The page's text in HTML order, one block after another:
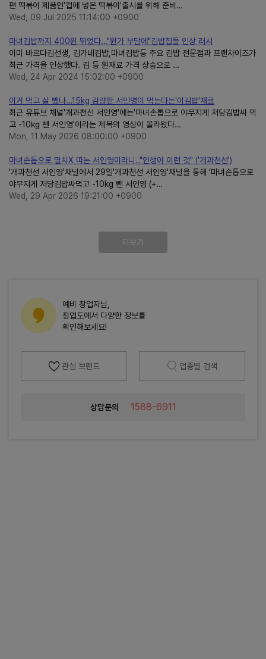
편 떡볶이 제품인'컵에 넣은 떡볶이'출시를 위해 준비…
Wed, 09 Jul 2025 11:14:00 +0900
마녀김밥까지 400원 뛰었다…"원가 부담에"김밥집들 인상 러시
이미 바르다김선생, 김가네김밥,마녀김밥등 주요 김밥 전문점과 프랜차이즈가
최근 가격을 인상했다. 김 등 원재료 가격 상승으로 …
Wed, 24 Apr 2024 15:02:00 +0900
이거 먹고 살 뺐나…15kg 감량한 서인영이 먹는다는'이김밥'재료
최근 유튜브 채널'개과천선 서인영'에는'마녀손톱으로 야무지게 저당김밥싸 먹
고 -10㎏ 뺀 서인영'이라는 제목의 영상이 올라왔다…
Mon, 11 May 2026 08:00:00 +0900
마녀손톱으로 멸치X 따는 서인영이라니.."인생이 이런 것" ('개과천선')
'개과천선 서인영'채널에서 29일'개과천선 서인영'채널을 통해 ‘마녀손톱으로
야무지게 저당김밥싸먹고 -10kg 뺀 서인영 (+…
Wed, 29 Apr 2026 19:21:00 +0900
더보기
예비 창업자님,
창업도에서 다양한 정보를
확인해보세요!
관심 브랜드 업종별 검색
상담문의 1588-6911